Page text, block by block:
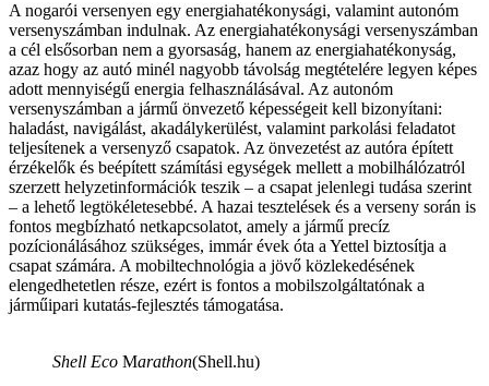
A nogarói versenyen egy energiahatékonysági, valamint autonóm
versenyszámban indulnak. Az energiahatékonysági versenyszámban
a cél elsősorban nem a gyorsaság, hanem az energiahatékonyság,
azaz hogy az autó minél nagyobb távolság megtételére legyen képes
adott mennyiségű energia felhasználásával. Az autonóm
versenyszámban a jármű önvezető képességeit kell bizonyítani:
haladást, navigálást, akadálykerülést, valamint parkolási feladatot
teljesítenek a versenyző csapatok. Az önvezetést az autóra épített
érzékelők és beépített számítási egységek mellett a mobilhálózatról
szerzett helyzetinformációk teszik – a csapat jelenlegi tudása szerint
– a lehető legtökéletesebbé. A hazai tesztelések és a verseny során is
fontos megbízható netkapcsolatot, amely a jármű precíz
pozícionálásához szükséges, immár évek óta a Yettel biztosítja a
csapat számára. A mobiltechnológia a jövő közlekedésének
elengedhetetlen része, ezért is fontos a mobilszolgáltatónak a
járműipari kutatás-fejlesztés támogatása.
Shell Eco Marathon(Shell.hu)